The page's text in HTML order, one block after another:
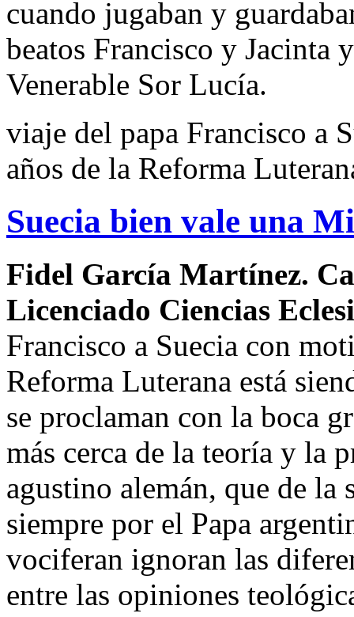
cuando jugaban y
beatos Francisco y Jacinta
Venerable Sor Lucía.
viaje del papa Francisco a
años de la Reforma
Suecia bien vale una
Fidel García Martínez.
Licenciado Ciencias
Francisco a Suecia con
Reforma Luterana está
se proclaman con la boca
más cerca de la teoría y la
agustino alemán, que de la
siempre por el Papa
vociferan ignoran las
entre las opiniones